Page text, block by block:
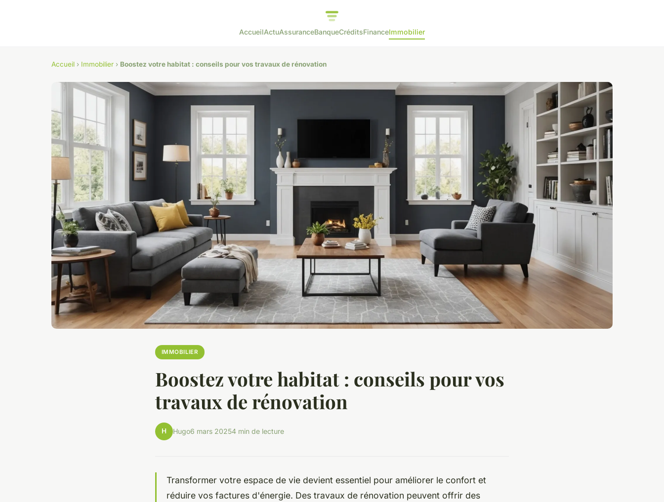
AccueilActuAssuranceBanqueCréditsFinanceImmobilier
Accueil › Immobilier › Boostez votre habitat : conseils pour vos travaux de rénovation
IMMOBILIER
Boostez votre habitat : conseils pour vos
travaux de rénovation
H Hugo6 mars 20254 min de lecture
Transformer votre espace de vie devient essentiel pour améliorer le confort et
réduire vos factures d'énergie. Des travaux de rénovation peuvent offrir des